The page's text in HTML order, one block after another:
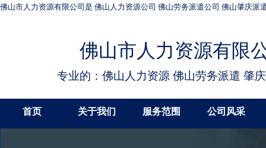
佛山市人力资源有限公司是 佛山人力资源公司 佛山劳务派遣公司 佛山肇庆派
佛山市人力资源有限
专业的：佛山人力资源 佛山劳务派遣 肇
首页 关于我们 服务范围 公司风采